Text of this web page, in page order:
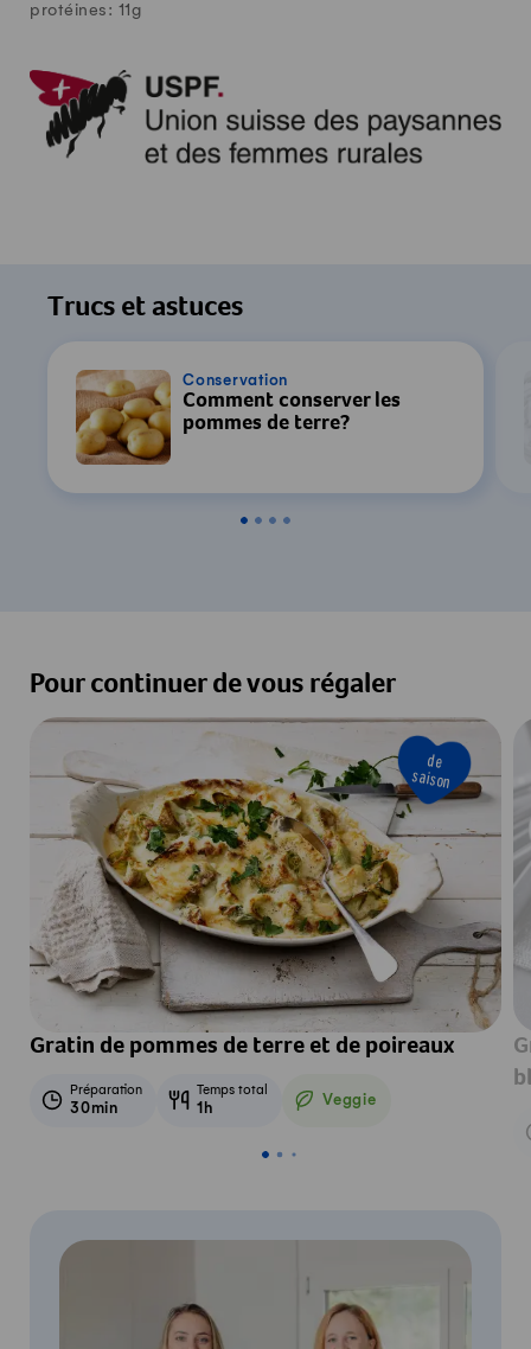
protéines: 11 g
Trucs et astuces
Conservation
Comment conserver les
pommes de terre?
Pour continuer de vous régaler
de
saison
Gratin de pommes de terre et de poireaux
Préparation
30min
Temps total
1h Veggie
Veggie